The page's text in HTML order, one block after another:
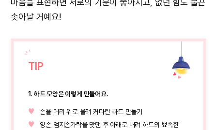
마음을 표현하면 서로의 기분이 좋아지고, 없던 힘도 불끈
솟아날 거예요!
TIP
1. 하트 모양은 이렇게 만들어요.
손을 머리 위로 올려 커다란 하트 만들기
양손 엄지손가락을 맞댄 후 아래로 내려 하트의 뾰족한